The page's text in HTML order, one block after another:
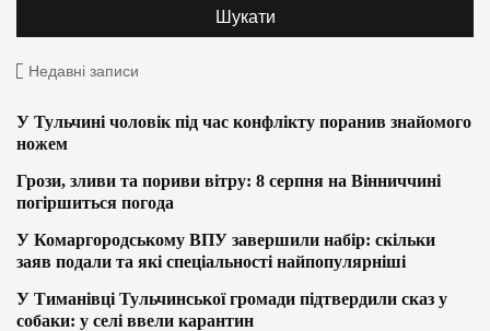
Недавні записи
У Тульчині чоловік під час конфлікту поранив знайомого
ножем
Грози, зливи та пориви вітру: 8 серпня на Вінниччині
погіршиться погода
У Комаргородському ВПУ завершили набір: скільки
заяв подали та які спеціальності найпопулярніші
У Тиманівці Тульчинської громади підтвердили сказ у
собаки: у селі ввели карантин